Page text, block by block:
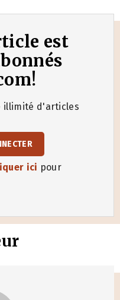
est
illimité d'articles
ici pour